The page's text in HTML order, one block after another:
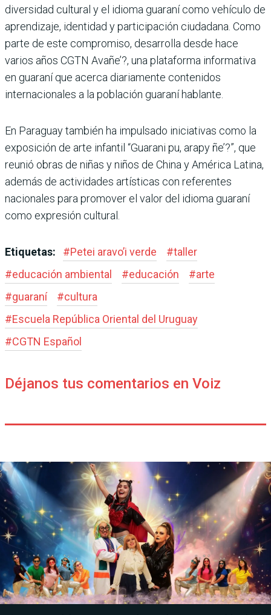
diversidad cultural y el idioma guaraní como vehículo de
aprendizaje, identidad y participación ciudadana. Como
parte de este compromiso, desarrolla desde hace
varios años CGTN Avañe’?, una plataforma informativa
en guaraní que acerca diariamente contenidos
internacionales a la población guaraní hablante.
En Paraguay también ha impulsado iniciativas como la
exposición de arte infantil “Guarani pu, arapy ñe’?”, que
reunió obras de niñas y niños de China y América Latina,
además de actividades artísticas con referentes
nacionales para promover el valor del idioma guaraní
como expresión cultural.
Etiquetas: #Petei aravo’i verde #taller
#educación ambiental #educación #arte
#guaraní #cultura
#Escuela República Oriental del Uruguay
#CGTN Español
Déjanos tus comentarios en Voiz